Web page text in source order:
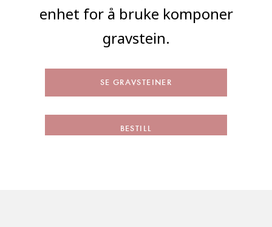
enhet for å bruke komponer
gravstein.
SE GRAVSTEINER
BESTILL